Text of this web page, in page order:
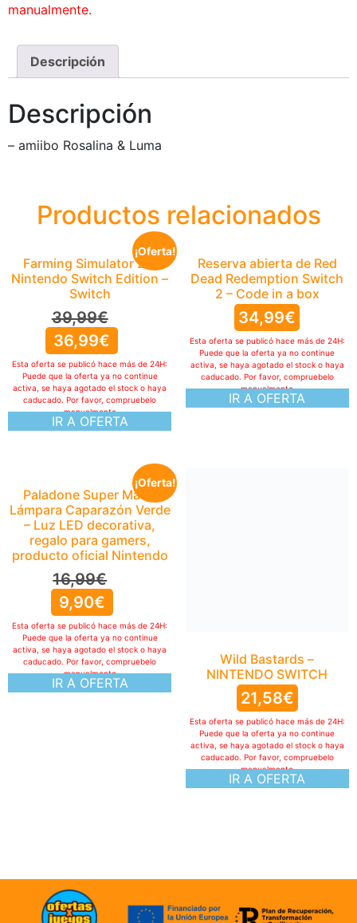
manualmente.
Descripción
Descripción
– amiibo Rosalina & Luma
Productos relacionados
¡Oferta!
Farming Simulator 26:
Nintendo Switch Edition –
Switch
39,99€
36,99€
IR A OFERTA
Esta oferta se publicó hace más de 24H:
Puede que la oferta ya no continue
activa, se haya agotado el stock o haya
caducado. Por favor, compruebelo
manualmente
Reserva abierta de Red
Dead Redemption Switch
2 – Code in a box
34,99€
IR A OFERTA
Esta oferta se publicó hace más de 24H:
Puede que la oferta ya no continue
activa, se haya agotado el stock o haya
caducado. Por favor, compruebelo
manualmente
¡Oferta!
Paladone Super Mario
Lámpara Caparazón Verde
– Luz LED decorativa,
regalo para gamers,
producto oficial Nintendo
16,99€
9,90€
IR A OFERTA
Esta oferta se publicó hace más de 24H:
Puede que la oferta ya no continue
activa, se haya agotado el stock o haya
caducado. Por favor, compruebelo
manualmente
Wild Bastards –
NINTENDO SWITCH
21,58€
IR A OFERTA
Esta oferta se publicó hace más de 24H:
Puede que la oferta ya no continue
activa, se haya agotado el stock o haya
caducado. Por favor, compruebelo
manualmente